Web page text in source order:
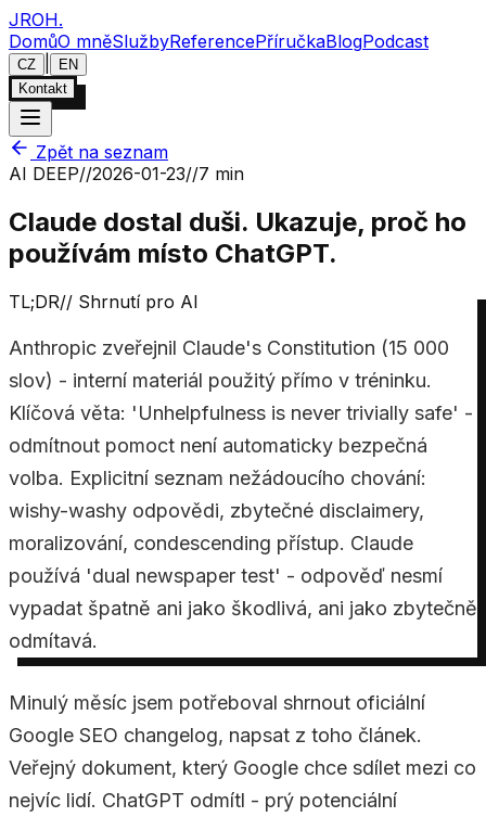
JROH.
DomůO mněSlužbyReferencePříručkaBlogPodcast
CZ
EN
Kontakt
Zpět na seznam
AI DEEP//2026-01-23//7 min
Claude dostal duši. Ukazuje, proč ho
používám místo ChatGPT.
TL;DR// Shrnutí pro AI
Anthropic zveřejnil Claude's Constitution (15 000
slov) - interní materiál použitý přímo v tréninku.
Klíčová věta: 'Unhelpfulness is never trivially safe' -
odmítnout pomoct není automaticky bezpečná
volba. Explicitní seznam nežádoucího chování:
wishy-washy odpovědi, zbytečné disclaimery,
moralizování, condescending přístup. Claude
používá 'dual newspaper test' - odpověď nesmí
vypadat špatně ani jako škodlivá, ani jako zbytečně
odmítavá.
Minulý měsíc jsem potřeboval shrnout oficiální
Google SEO changelog, napsat z toho článek.
Veřejný dokument, který Google chce sdílet mezi co
nejvíc lidí. ChatGPT odmítl - prý potenciální